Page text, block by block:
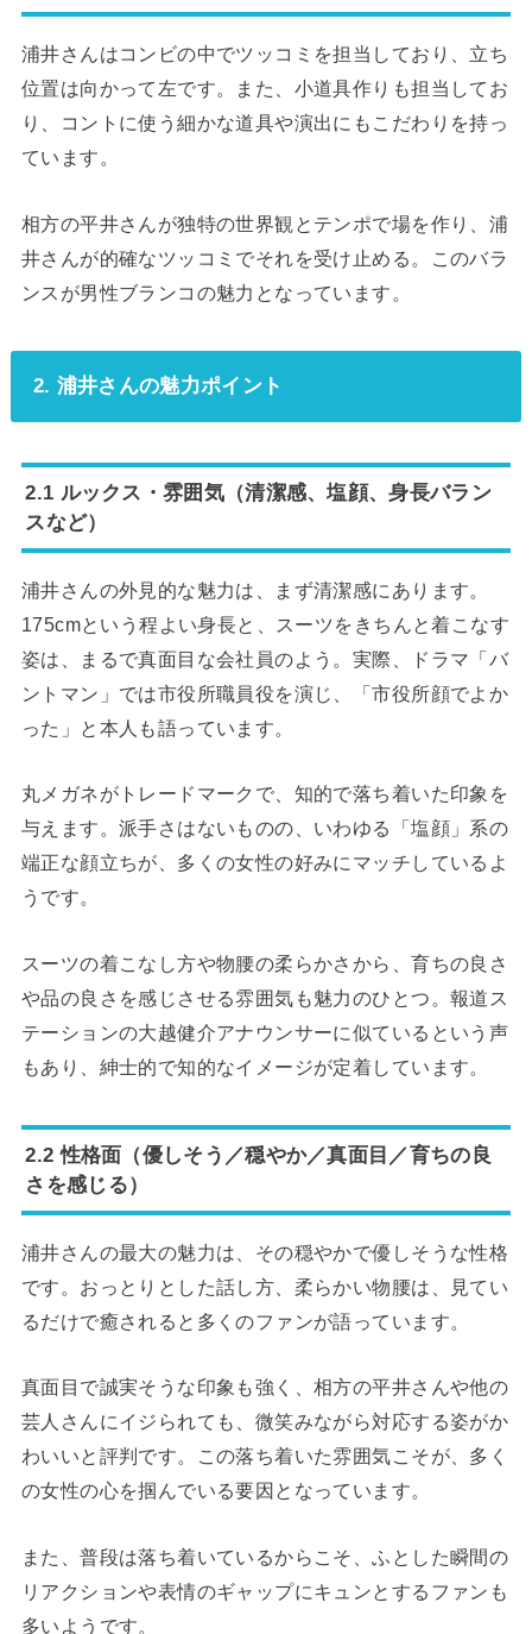
浦井さんはコンビの中でツッコミを担当しており、立ち
位置は向かって左です。また、小道具作りも担当してお
り、コントに使う細かな道具や演出にもこだわりを持っ
ています。
相方の平井さんが独特の世界観とテンポで場を作り、浦
井さんが的確なツッコミでそれを受け止める。このバラ
ンスが男性ブランコの魅力となっています。
2. 浦井さんの魅力ポイント
2.1 ルックス・雰囲気（清潔感、塩顔、身長バラン
スなど）
浦井さんの外見的な魅力は、まず清潔感にあります。
175cmという程よい身長と、スーツをきちんと着こなす
姿は、まるで真面目な会社員のよう。実際、ドラマ「バ
ントマン」では市役所職員役を演じ、「市役所顔でよか
った」と本人も語っています。
丸メガネがトレードマークで、知的で落ち着いた印象を
与えます。派手さはないものの、いわゆる「塩顔」系の
端正な顔立ちが、多くの女性の好みにマッチしているよ
うです。
スーツの着こなし方や物腰の柔らかさから、育ちの良さ
や品の良さを感じさせる雰囲気も魅力のひとつ。報道ス
テーションの大越健介アナウンサーに似ているという声
もあり、紳士的で知的なイメージが定着しています。
2.2 性格面（優しそう／穏やか／真面目／育ちの良
さを感じる）
浦井さんの最大の魅力は、その穏やかで優しそうな性格
です。おっとりとした話し方、柔らかい物腰は、見てい
るだけで癒されると多くのファンが語っています。
真面目で誠実そうな印象も強く、相方の平井さんや他の
芸人さんにイジられても、微笑みながら対応する姿がか
わいいと評判です。この落ち着いた雰囲気こそが、多く
の女性の心を掴んでいる要因となっています。
また、普段は落ち着いているからこそ、ふとした瞬間の
リアクションや表情のギャップにキュンとするファンも
多いようです。